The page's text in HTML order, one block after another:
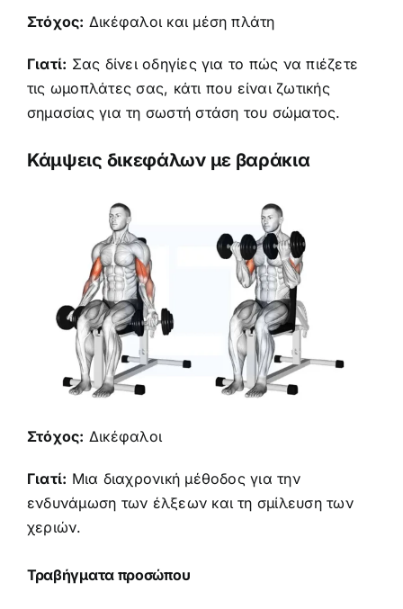
Στόχος: Δικέφαλοι και μέση πλάτη
Γιατί: Σας δίνει οδηγίες για το πώς να πιέζετε
τις ωμοπλάτες σας, κάτι που είναι ζωτικής
σημασίας για τη σωστή στάση του σώματος.
Κάμψεις δικεφάλων με βαράκια
Στόχος: Δικέφαλοι
Γιατί: Μια διαχρονική μέθοδος για την
ενδυνάμωση των έλξεων και τη σμίλευση των
χεριών.
Τραβήγματα προσώπου